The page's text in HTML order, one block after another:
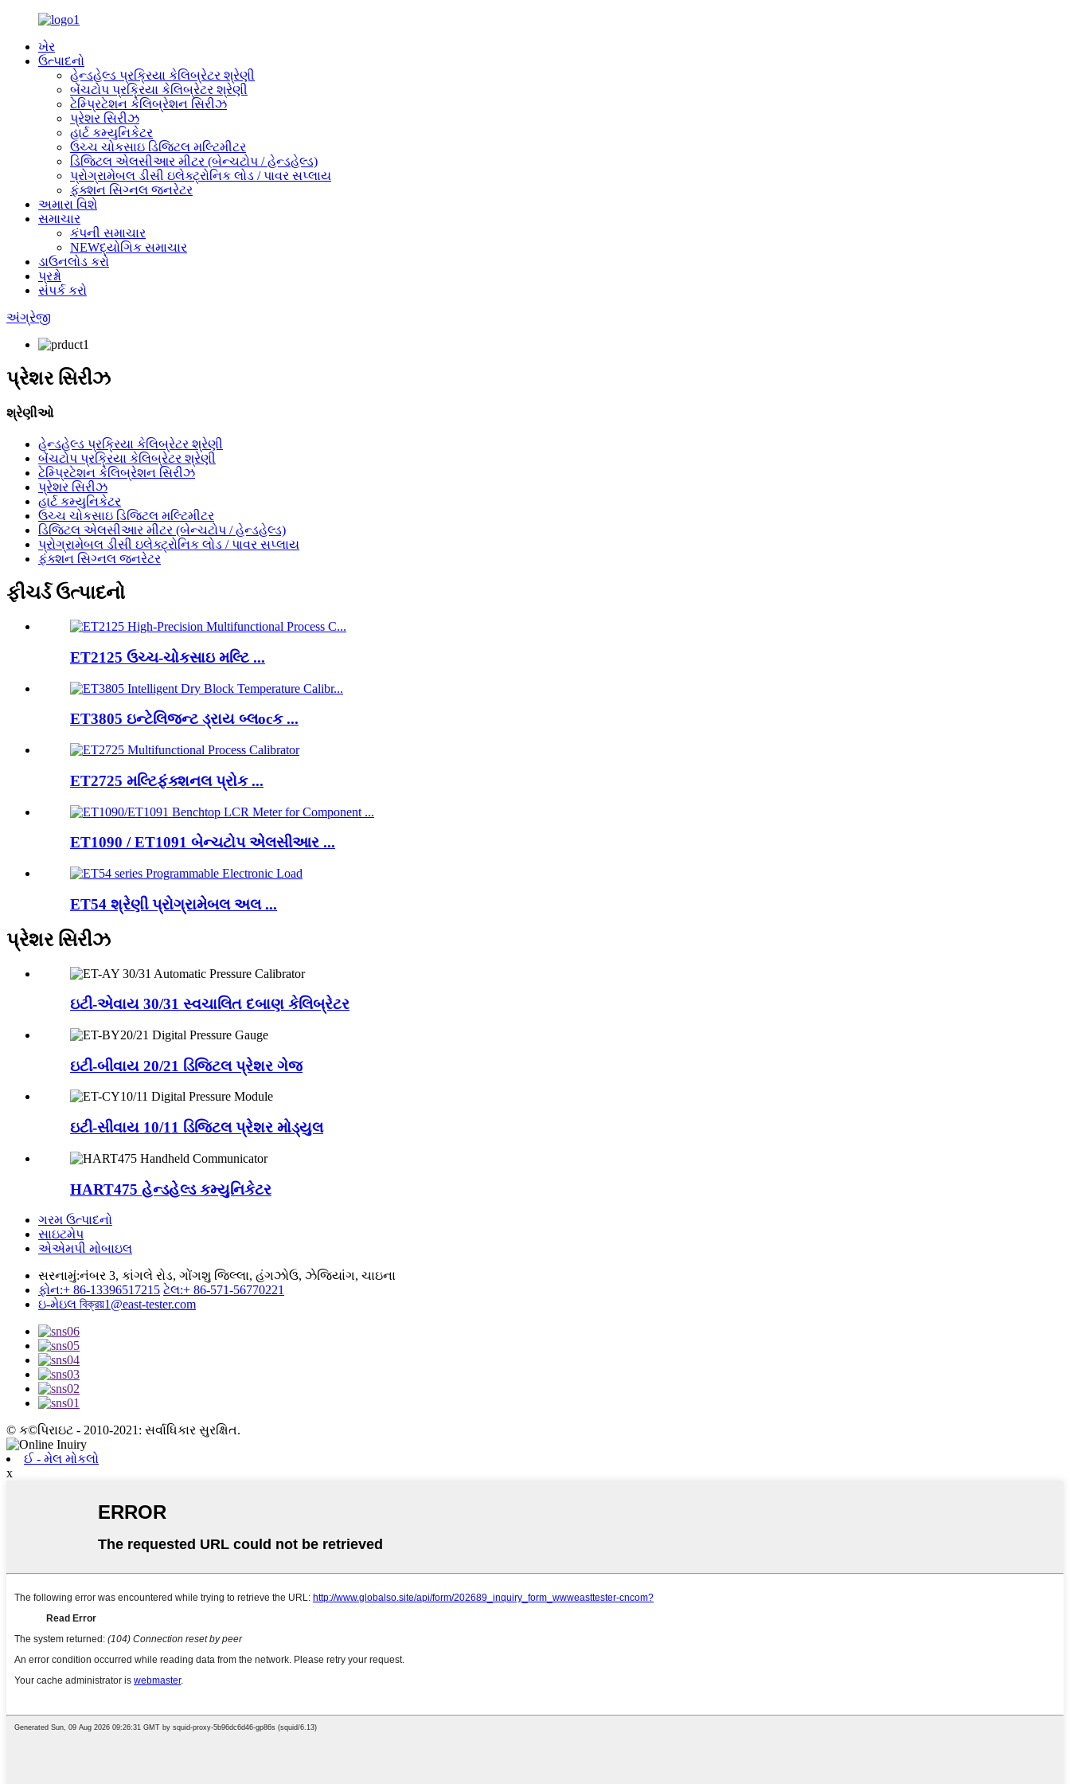
ખેર
ઉત્પાદનો
હેન્ડહેલ્ડ પ્રક્રિયા કેલિબ્રેટર શ્રેણી
બેંચટોપ પ્રક્રિયા કેલિબ્રેટર શ્રેણી
ટેમ્પ્રિટેશન કેલિબ્રેશન સિરીઝ
પ્રેશર સિરીઝ
હાર્ટ કમ્યુનિકેટર
ઉચ્ચ ચોકસાઇ ડિજિટલ મલ્ટિમીટર
ડિજિટલ એલસીઆર મીટર (બેન્ચટોપ / હેન્ડહેલ્ડ)
પ્રોગ્રામેબલ ડીસી ઇલેક્ટ્રોનિક લોડ / પાવર સપ્લાય
ફંક્શન સિગ્નલ જનરેટર
અમારા વિશે
સમાચાર
કંપની સમાચાર
NEWદ્યોગિક સમાચાર
ડાઉનલોડ કરો
પ્રશ્નો
સંપર્ક કરો
અંગ્રેજી
પ્રેશર સિરીઝ
શ્રેણીઓ
હેન્ડહેલ્ડ પ્રક્રિયા કેલિબ્રેટર શ્રેણી
બેંચટોપ પ્રક્રિયા કેલિબ્રેટર શ્રેણી
ટેમ્પ્રિટેશન કેલિબ્રેશન સિરીઝ
પ્રેશર સિરીઝ
હાર્ટ કમ્યુનિકેટર
ઉચ્ચ ચોકસાઇ ડિજિટલ મલ્ટિમીટર
ડિજિટલ એલસીઆર મીટર (બેન્ચટોપ / હેન્ડહેલ્ડ)
પ્રોગ્રામેબલ ડીસી ઇલેક્ટ્રોનિક લોડ / પાવર સપ્લાય
ફંક્શન સિગ્નલ જનરેટર
ફીચર્ડ ઉત્પાદનો
ET2125 ઉચ્ચ-ચોકસાઇ મલ્ટિ ...
ET3805 ઇન્ટેલિજન્ટ ડ્રાય બ્લocક ...
ET2725 મલ્ટિફંક્શનલ પ્રોક ...
ET1090 / ET1091 બેન્ચટોપ એલસીઆર ...
ET54 શ્રેણી પ્રોગ્રામેબલ અલ ...
પ્રેશર સિરીઝ
ઇટી-એવાય 30/31 સ્વચાલિત દબાણ કેલિબ્રેટર
ઇટી-બીવાય 20/21 ડિજિટલ પ્રેશર ગેજ
ઇટી-સીવાય 10/11 ડિજિટલ પ્રેશર મોડ્યુલ
HART475 હેન્ડહેલ્ડ કમ્યુનિકેટર
ગરમ ઉત્પાદનો
સાઇટમેપ
એએમપી મોબાઇલ
સરનામું:નંબર 3, કાંગલે રોડ, ગોંગશુ જિલ્લા, હંગઝોઉ, ઝેજિયાંગ, ચાઇના
ફોન:+ 86-13396517215 ટેલ:+ 86-571-56770221
ઇ-મેઇલ বিক্রয়1@east-tester.com
© ક©પિરાઇટ - 2010-2021: સર્વાધિકાર સુરક્ષિત.
ઈ - મેલ મોકલો
x